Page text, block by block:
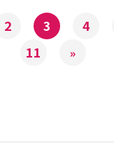
2 3 4
11
»